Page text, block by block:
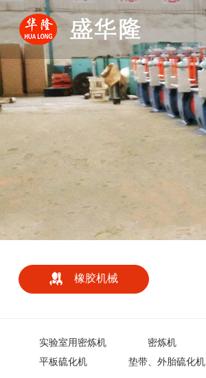
橡胶机械
实验室用密炼机 密炼机
平板硫化机
垫带、外胎硫化机